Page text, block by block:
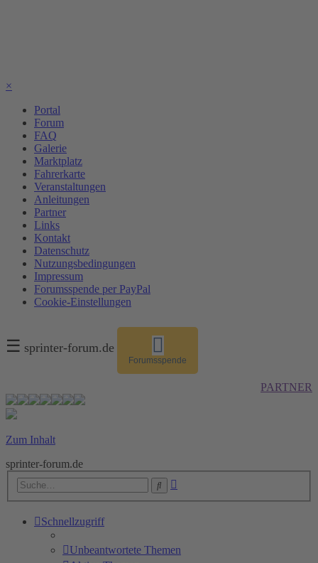
×
Portal
Forum
FAQ
Galerie
Marktplatz
Fahrerkarte
Veranstaltungen
Anleitungen
Partner
Links
Kontakt
Datenschutz
Nutzungsbedingungen
Impressum
Forumsspende per PayPal
Cookie-Einstellungen
☰ sprinter-forum.de
Forumsspende
PARTNER
Zum Inhalt
sprinter-forum.de
Suche
Schnellzugriff
Unbeantwortete Themen